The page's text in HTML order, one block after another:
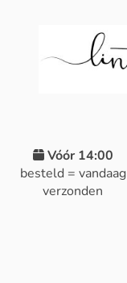
Vóór 14:00
besteld = vandaag
verzonden